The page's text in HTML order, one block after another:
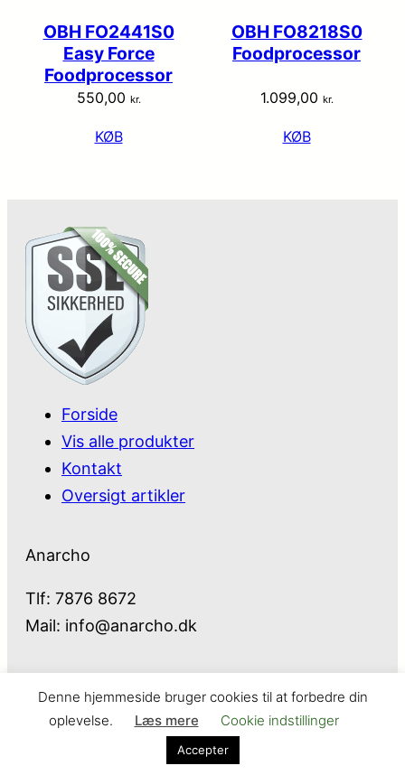
OBH FO2441S0
Easy Force
Foodprocessor
550,00 kr.
KØB
OBH FO8218S0
Foodprocessor
1.099,00 kr.
KØB
Forside
Vis alle produkter
Kontakt
Oversigt artikler
Anarcho
Tlf: 7876 8672
Mail: info@anarcho.dk
Anarcho – alt i Hårde Hvidevarer
Cookie- og privatlivspolitik Kontakt
Denne hjemmeside bruger cookies til at forbedre din
oplevelse.
Læs mere Cookie indstillinger
Accepter